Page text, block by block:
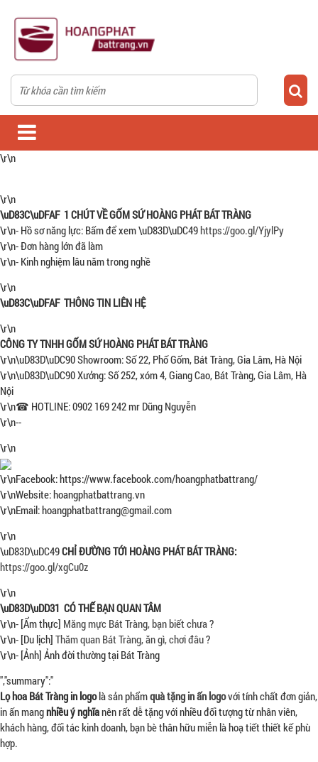
\r\n
\r\n
\uD83C\uDFAF 1 CHÚT VỀ GỐM SỨ HOÀNG PHÁT BÁT TRÀNG
\r\n- Hồ sơ năng lực: Bấm để xem \uD83D\uDC49https://goo.gl/YjylPy
\r\n- Đơn hàng lớn đã làm
\r\n- Kinh nghiệm lâu năm trong nghề
\r\n
\uD83C\uDFAF THÔNG TIN LIÊN HỆ
\r\n
CÔNG TY TNHH GỐM SỨ HOÀNG PHÁT BÁT TRÀNG
\r\n\uD83D\uDC90 Showroom: Số 22, Phố Gốm, Bát Tràng, Gia Lâm, Hà Nội
\r\n\uD83D\uDC90 Xưởng: Số 252, xóm 4, Giang Cao, Bát Tràng, Gia Lâm, Hà
Nội
\r\n☎ HOTLINE: 0902 169 242 mr Dũng Nguyễn
\r\n--
\r\n
\r\nFacebook: https://www.facebook.com/hoangphatbattrang/
\r\nWebsite: hoangphatbattrang.vn
\r\nEmail: hoangphatbattrang@gmail.com
\r\n
\uD83D\uDC49CHỈ ĐƯỜNG TỚI HOÀNG PHÁT BÁT TRÀNG:
https://goo.gl/xgCu0z
\r\n
\uD83D\uDD31 CÓ THẾ BẠN QUAN TÂM
\r\n- [Ẩm thực] Măng mực Bát Tràng, bạn biết chưa?
\r\n- [Du lịch] Thăm quan Bát Tràng, ăn gì, chơi đâu?
\r\n- [Ảnh] Ảnh đời thường tại Bát Tràng
","summary":"
Lọ hoa Bát Tràng in logolà sản phẩmquà tặng in ấn logovới tính chất đơn giản,
in ấn mangnhiều ý nghĩanên rất dễ tặng với nhiều đối tượng từ nhân viên,
khách hàng, đối tác kinh doanh, bạn bè thân hữu miễn là hoạ tiết thiết kế phù
hợp.